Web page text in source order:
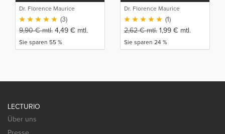
Dr. Florence Maurice
(3)
9,90€mtl. 4,49 € mtl.
Sie sparen 55 %
Zusammenspiel mit
verschiedenen
Dr. Florence Maurice
(1)
2,62€mtl. 1,99 € mtl.
Sie sparen 24 %
LECTURIO
Über uns